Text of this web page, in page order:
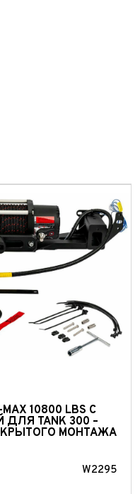
10800 LBS С
TANK 300 –
МОНТАЖА
W2295